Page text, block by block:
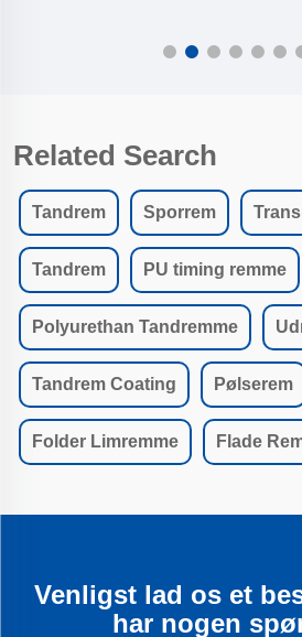
Related Search
Tandrem Sporrem
Tandrem PU timing remme
Polyurethan Tandremme
Tandrem Coating Pølserem
Folder Limremme Flade
Venligst lad os et
har nogen